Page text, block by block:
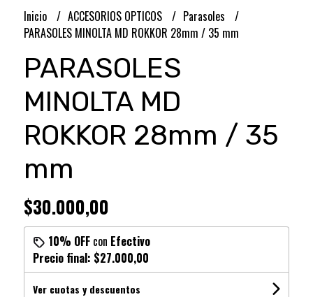
Inicio ACCESORIOS OPTICOS
Parasoles
PARASOLES MINOLTA MD ROKKOR 28mm / 35 mm
PARASOLES
MINOLTA MD
ROKKOR 28mm / 35
mm
$30.000,00
10% OFFcon Efectivo
Precio final: $27.000,00
Ver cuotas y descuentos